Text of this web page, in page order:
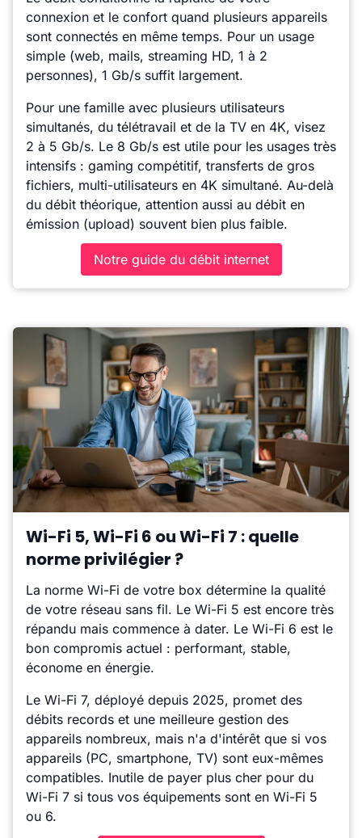
connexion et le confort quand plusieurs appareils
sont connectés en même temps. Pour un usage
simple (web, mails, streaming HD, 1 à 2
personnes), 1 Gb/s suffit largement.
Pour une famille avec plusieurs utilisateurs
simultanés, du télétravail et de la TV en 4K, visez
2 à 5 Gb/s. Le 8 Gb/s est utile pour les usages très
intensifs : gaming compétitif, transferts de gros
fichiers, multi-utilisateurs en 4K simultané. Au-delà
du débit théorique, attention aussi au débit en
émission (upload) souvent bien plus faible.
Notre guide du débit internet
Wi-Fi 5, Wi-Fi 6 ou Wi-Fi 7 : quelle
norme privilégier ?
La norme Wi-Fi de votre box détermine la qualité
de votre réseau sans fil. Le Wi-Fi 5 est encore très
répandu mais commence à dater. Le Wi-Fi 6 est le
bon compromis actuel : performant, stable,
économe en énergie.
Le Wi-Fi 7, déployé depuis 2025, promet des
débits records et une meilleure gestion des
appareils nombreux, mais n'a d'intérêt que si vos
appareils (PC, smartphone, TV) sont eux-mêmes
compatibles. Inutile de payer plus cher pour du
Wi-Fi 7 si tous vos équipements sont en Wi-Fi 5
ou 6.